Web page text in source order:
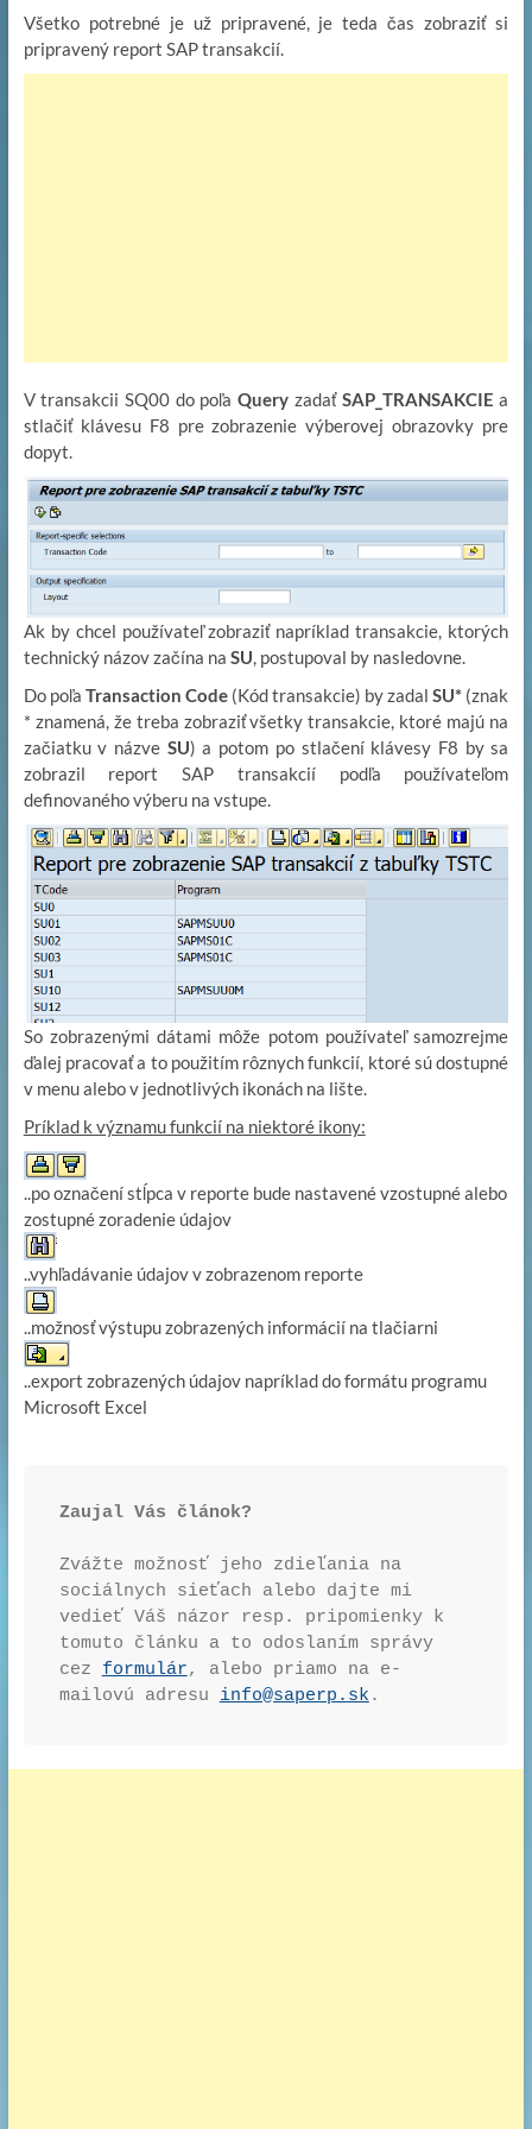
Všetko potrebné je už pripravené, je teda čas zobraziť si
pripravený report SAP transakcií.
V transakcii SQ00 do poľaQuery zadať SAP_TRANSAKCIE a
stlačiť klávesu F8 pre zobrazenie výberovej obrazovky pre
dopyt.
Ak by chcel používateľ zobraziť napríklad transakcie, ktorých
technický názov začína na SU, postupoval by nasledovne.
Do poľa Transaction Code(Kód transakcie) by zadalSU* (znak
* znamená, že treba zobraziť všetky transakcie, ktoré majú na
začiatku v názve SU) a potom po stlačení klávesy F8 by sa
zobrazil report SAP transakcií podľa používateľom
definovaného výberu na vstupe.
So zobrazenými dátami môže potom používateľ samozrejme
ďalej pracovať a to použitím rôznych funkcií, ktoré sú dostupné
v menu alebo v jednotlivých ikonách na lište.
Príklad k významu funkcií na niektoré ikony:
..po označení stĺpca v reporte bude nastavené vzostupné alebo
zostupné zoradenie údajov
..vyhľadávanie údajov v zobrazenom reporte
..možnosť výstupu zobrazených informácií na tlačiarni
..export zobrazených údajov napríklad do formátu programu
Microsoft Excel
Zaujal Vás článok?
Zvážte možnosť jeho zdieľania na
sociálnych sieťach alebo dajte mi
vedieť Váš názor resp. pripomienky k
tomuto článku a to odoslaním správy
cez formulár, alebo priamo na e-
mailovú adresu info@saperp.sk.